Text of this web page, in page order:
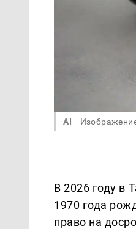
AI
В 2026 году в
1970 года
право на